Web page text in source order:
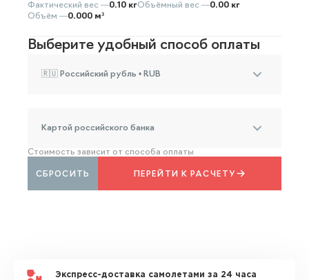
Фактический вес —0.10 кгОбъёмный вес —0.00 кг
Объём —0.000 м³
Выберите удобный способ оплаты
🇷🇺 Российский рубль • RUB
Картой российского банка
Стоимость зависит от способа оплаты
ПЕРЕЙТИ К РАСЧЕТУ
СБРОСИТЬ
Экспресс-доставка самолетами за 24 часа